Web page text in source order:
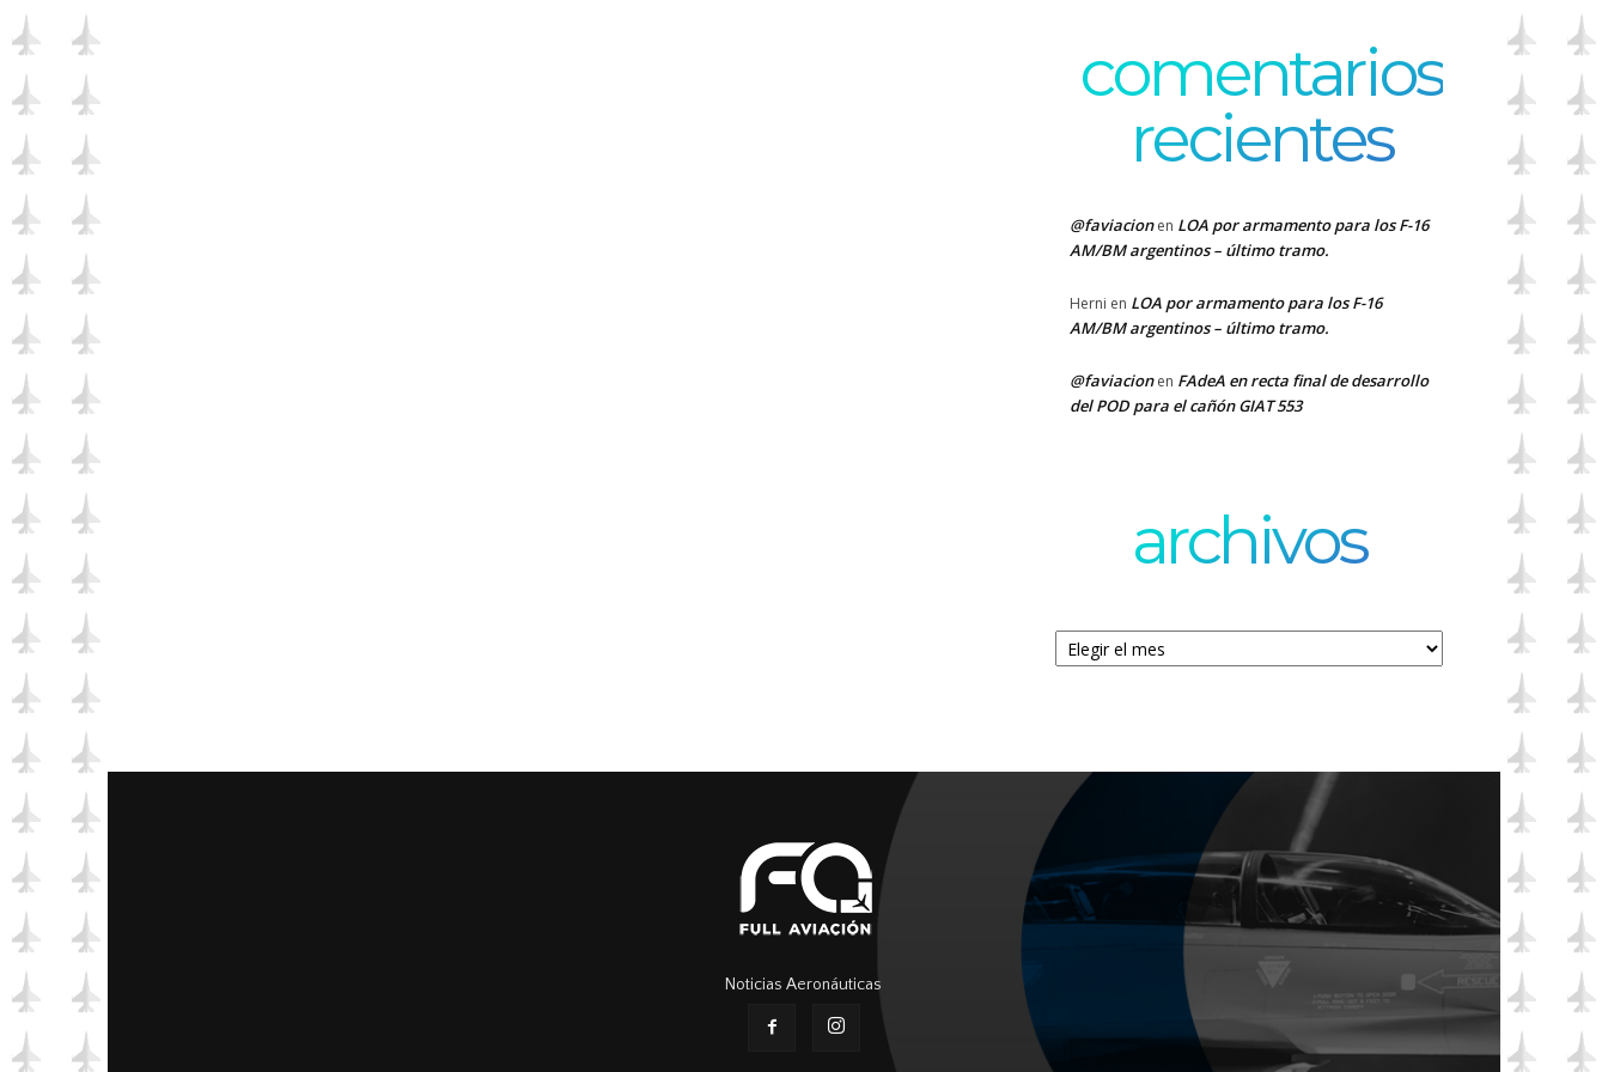
comentarios
recientes
@faviacionen LOA por armamento para los F-16
AM/BM argentinos – último tramo.
Herni en LOA por armamento para los F-16
AM/BM argentinos – último tramo.
@faviacionen FAdeA en recta final de desarrollo
del POD para el cañón GIAT 553
archivos
Archivos
Noticias Aeronáuticas